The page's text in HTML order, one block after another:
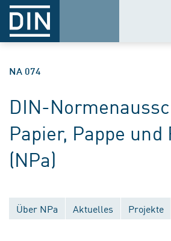
NA 074
DIN-
Papier, Pappe
(NPa)
Über NPa Aktuelles Projekte